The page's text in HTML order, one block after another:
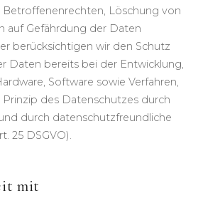
Löschung von
auf Gefährdung der Daten
berücksichtigen wir den Schutz
Daten bereits bei der Entwicklung,
Software sowie Verfahren,
des Datenschutzes durch
durch datenschutzfreundliche
25 DSGVO).
mit